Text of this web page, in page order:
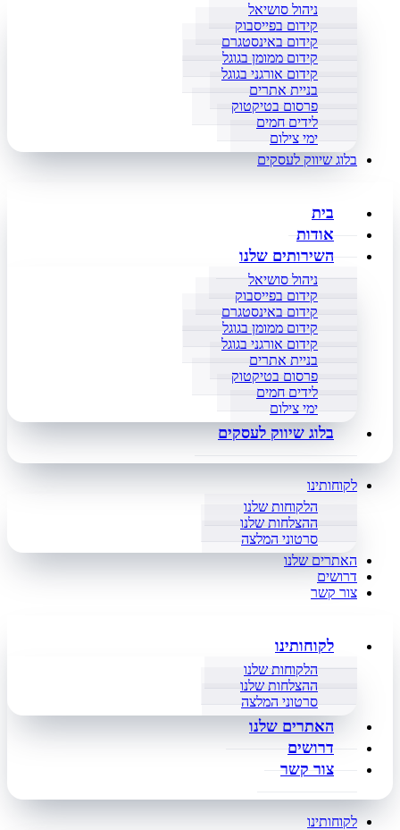
ניהול סושיאל
קידום בפייסבוק
קידום באינסטגרם
קידום ממומן בגוגל
קידום אורגני בגוגל
בניית אתרים
פרסום בטיקטוק
לידים חמים
ימי צילום
בלוג שיווק לעסקים
בית
אודות
השירותים שלנו
ניהול סושיאל
קידום בפייסבוק
קידום באינסטגרם
קידום ממומן בגוגל
קידום אורגני בגוגל
בניית אתרים
פרסום בטיקטוק
לידים חמים
ימי צילום
בלוג שיווק לעסקים
לקוחותינו
הלקוחות שלנו
ההצלחות שלנו
סרטוני המלצה
האתרים שלנו
דרושים
צור קשר
לקוחותינו
הלקוחות שלנו
ההצלחות שלנו
סרטוני המלצה
האתרים שלנו
דרושים
צור קשר
לקוחותינו